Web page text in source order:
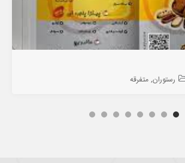
رستوران متفرقه